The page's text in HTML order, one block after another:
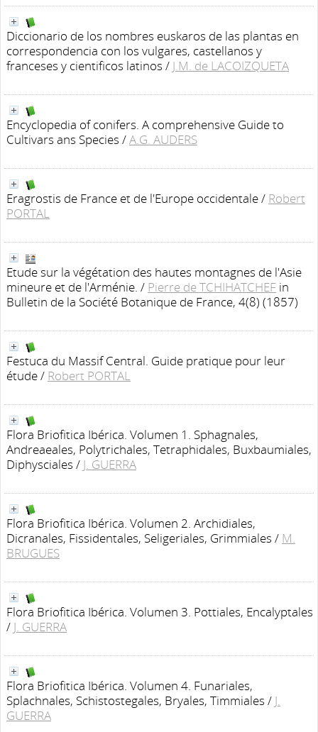
Diccionario de los nombres euskaros de las plantas en
correspondencia con los vulgares, castellanos y
franceses y cientificos latinos / J.M. de LACOIZQUETA
Encyclopedia of conifers. A comprehensive Guide to
Cultivars ans Species /A.G. AUDERS
Eragrostis de France et de l'Europe occidentale/ Robert
PORTAL
Etude sur la végétation des hautes montagnes de l'Asie
mineure et de l'Arménie. / Pierre de TCHIHATCHEF in
Bulletin de la Société Botanique de France, 4(8) (1857)
Festuca du Massif Central. Guide pratique pour leur
étude/ Robert PORTAL
Flora Briofitica Ibérica. Volumen 1. Sphagnales,
Andreaeales, Polytrichales, Tetraphidales, Buxbaumiales,
Diphysciales / J. GUERRA
Flora Briofitica Ibérica. Volumen 2. Archidiales,
Dicranales, Fissidentales, Seligeriales, Grimmiales / M.
BRUGUES
Flora Briofitica Ibérica. Volumen 3. Pottiales, Encalyptales
/ J. GUERRA
Flora Briofitica Ibérica. Volumen 4. Funariales,
Splachnales, Schistostegales, Bryales, Timmiales / J.
GUERRA